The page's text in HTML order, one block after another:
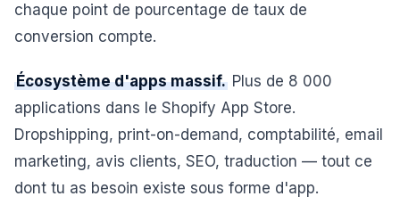
chaque point de pourcentage de taux de
conversion compte.
Écosystème d'apps massif. Plus de 8 000
applications dans le Shopify App Store.
Dropshipping, print-on-demand, comptabilité, email
marketing, avis clients, SEO, traduction — tout ce
dont tu as besoin existe sous forme d'app.